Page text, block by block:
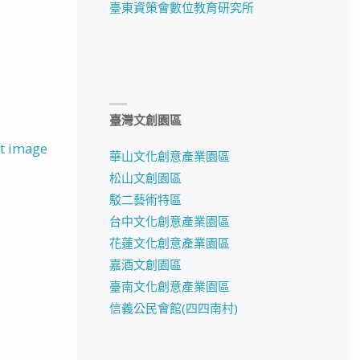
image
臺東資策會數位教育研究所
臺灣文創園區
華山文化創意產業園區
松山文創園區
駁二藝術特區
台中文化創意產業園區
花蓮文化創意產業園區
嘉酒文創園區
臺南文化創意產業園區
信義公民會館(四四南村)